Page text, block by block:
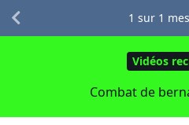
Vidéos
Combat de
1 sur 1